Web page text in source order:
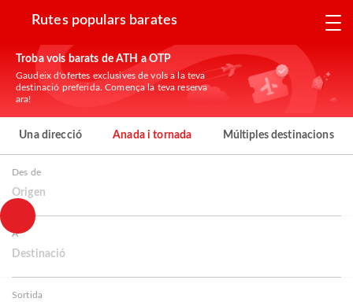
Rutes populars barates
Troba vols barats de ATH a OTP
Gaudeix d'ofertes exclusives de vols a la teva
destinació preferida. Comença la teva reserva
ara!
Una direcció Anada i tornada Múltiples destinacions
Des de
Origen
A
Destinació
Sortida